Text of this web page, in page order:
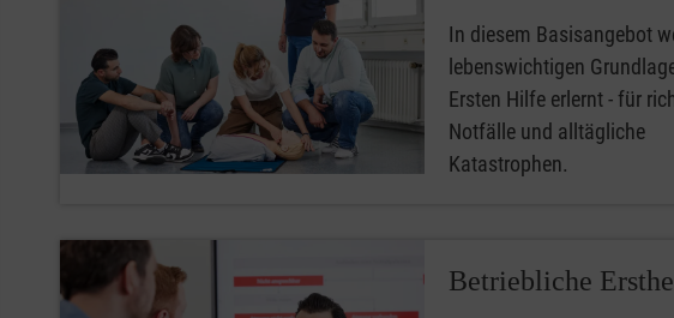
In diesem Basisangebot
lebenswichtigen
Ersten Hilfe erlernt - für
Notfälle und alltägliche
Katastrophen.
Betriebliche